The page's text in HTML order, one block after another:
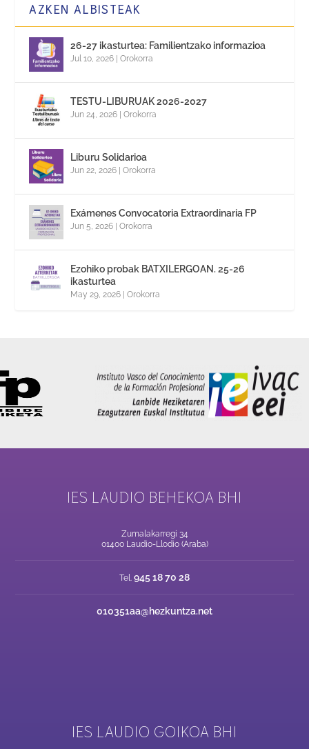
AZKEN ALBISTEAK
26-27 ikasturtea: Familientzako informazioa
Jul 10, 2026 |Orokorra
TESTU-LIBURUAK 2026-2027
Jun 24, 2026 |Orokorra
Liburu Solidarioa
Jun 22, 2026 |Orokorra
Exámenes Convocatoria Extraordinaria FP
Jun 5, 2026 |Orokorra
Ezohiko probak BATXILERGOAN. 25-26
ikasturtea
May 29, 2026 |Orokorra
IES LAUDIO BEHEKOA BHI
Zumalakarregi 34
01400 Laudio-Llodio (Araba)
Tel. 945 18 70 28
010351aa@hezkuntza.net
IES LAUDIO GOIKOA BHI